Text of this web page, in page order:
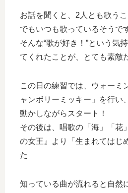
お話を聞くと、2人とも歌う
でもいつも歌っているそうで
そんな“歌が好き！”という気
てくれたことが、とても素敵
この日の練習では、ウォーミ
ャンボリーミッキー」を行い
動かしながらスタート！
その後は、唱歌の「海」「花
の女王』より「生まれてはじ
た
知っている曲が流れると自然